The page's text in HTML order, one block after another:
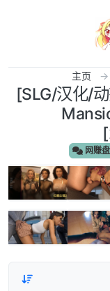
主页
[SLG/汉化/
网赚